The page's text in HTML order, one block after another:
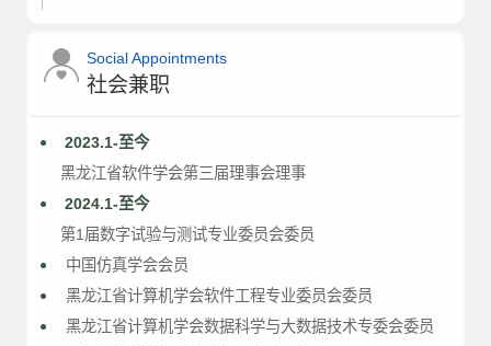
Social Appointments
社会兼职
2023.1-至今
黑龙江省软件学会第三届理事会理事
2024.1-至今
第1届数字试验与测试专业委员会委员
中国仿真学会会员
黑龙江省计算机学会软件工程专业委员会委员
黑龙江省计算机学会数据科学与大数据技术专委会委员